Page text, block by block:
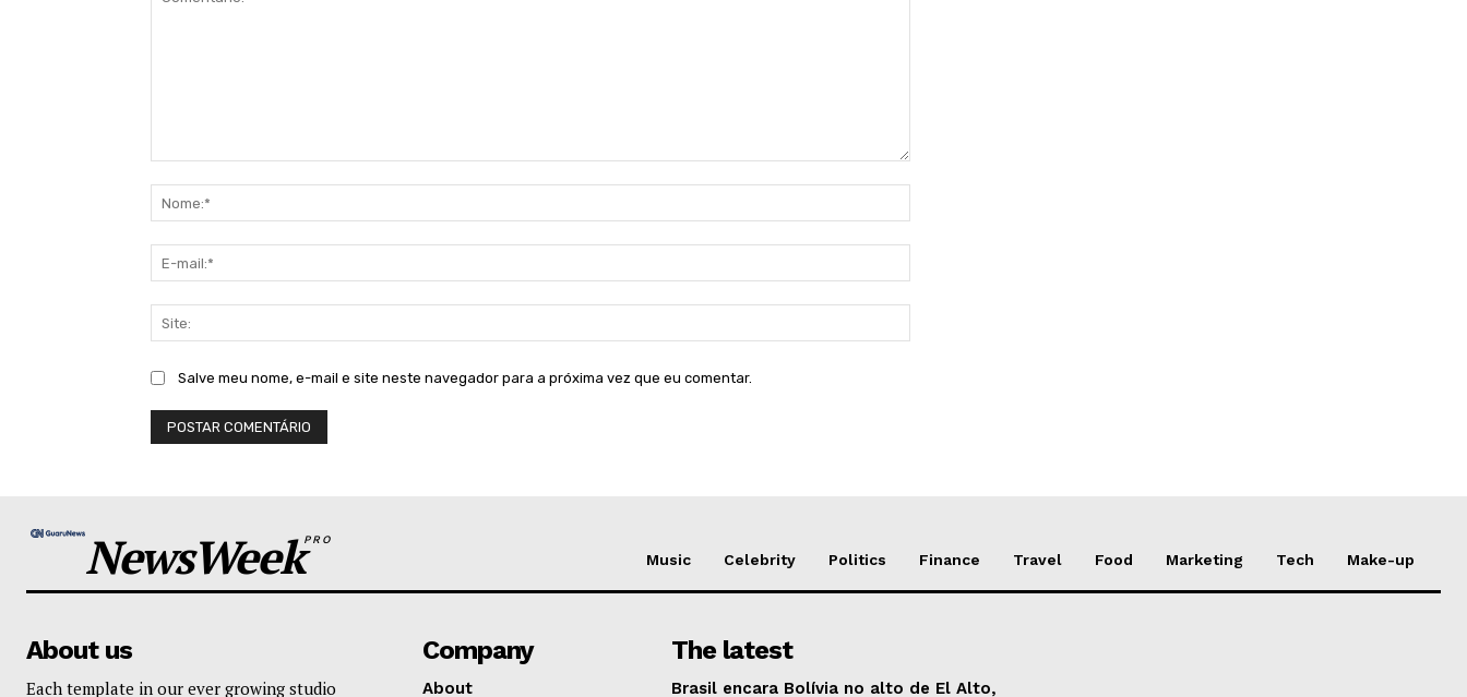
mail:*
Salve meu nome, e-mail e site neste navegador para a próxima vez que eu comentar.
NewsWeekPRO
Music Celebrity Politics Finance Travel Food Marketing Tech Make-up
About us
Each template in our ever growing studio
Company
About
The latest
Brasil encara Bolívia no alto de El Alto,